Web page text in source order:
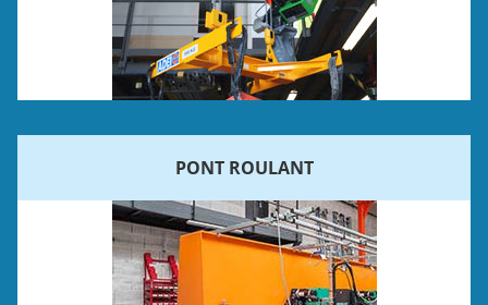
PONT ROULANT